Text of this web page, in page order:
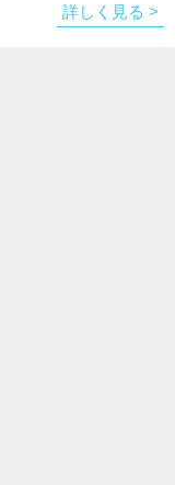
詳しく見る >